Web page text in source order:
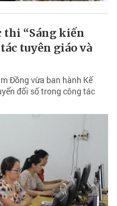
thi “Sáng kiến
tuyên giáo và
Đồng vừa ban hành Kế
đổi số trong công tác